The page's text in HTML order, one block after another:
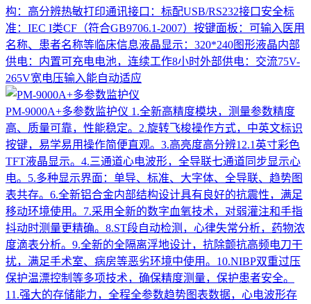
构：高分辨热敏打印通讯接口：标配USB/RS232接口安全标
准：IEC I类CF（符合GB9706.1-2007）按键面板：可输入医用
名称、患者名称等临床信息液晶显示：320*240图形液晶内部
供电：内置可充电电池，连续工作8小时外部供电：交流75V-
265V宽电压输入能自动适应
PM-9000A+多参数监护仪 1.全新高精度模块，测量参数精度
高、质量可靠，性能稳定。2.旋转飞梭操作方式，中英文标识
按键，易学易用操作简便直观。3.高亮度高分辨12.1英寸彩色
TFT液晶显示。4.三通道心电波形，全导联七通道同步显示心
电。5.多种显示界面：单导、标准、大字体、全导联、趋势图
表共存。6.全新铝合金内部结构设计具有良好的抗震性，满足
移动环境使用。7.采用全新的数字血氧技术，对弱灌注和手指
抖动时测量更精确。8.ST段自动检测，心律失常分析，药物浓
度滴表分析。9.全新的全隔离浮地设计，抗除颤抗高频电刀干
扰，满足手术室、病房等恶劣环境中使用。10.NIBP双重过压
保护温漂控制等多项技术，确保精度测量，保护患者安全。
11.强大的存储能力，全程全参数趋势图表数据，心电波形存